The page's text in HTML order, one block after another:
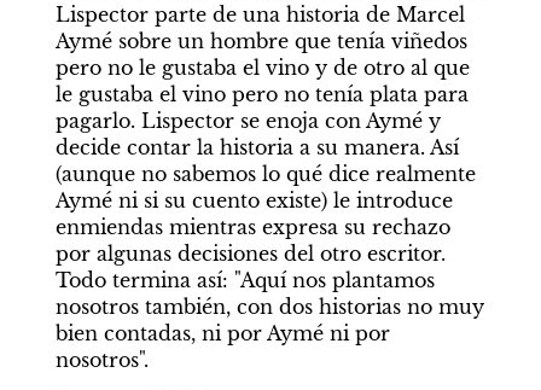
Lispector parte de una historia de Marcel
Aymé sobre un hombre que tenía viñedos
pero no le gustaba el vino y de otro al que
le gustaba el vino pero no tenía plata para
pagarlo. Lispector se enoja con Aymé y
decide contar la historia a su manera. Así
(aunque no sabemos lo qué dice realmente
Aymé ni si su cuento existe) le introduce
enmiendas mientras expresa su rechazo
por algunas decisiones del otro escritor.
Todo termina así: "Aquí nos plantamos
nosotros también, con dos historias no muy
bien contadas, ni por Aymé ni por
nosotros".